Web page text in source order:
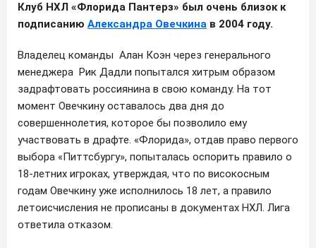
Клуб НХЛ «Флорида Пантерз» был очень близок к
подписанию Александра Овечкина в 2004 году.
Владелец команды Алан Коэн через генерального
менеджера Рик Дадли попытался хитрым образом
задрафтовать россиянина в свою команду. На тот
момент Овечкину оставалось два дня до
совершеннолетия, которое бы позволило ему
участвовать в драфте. «Флорида», отдав право первого
выбора «Питтсбургу», попыталась оспорить правило о
18-летних игроках, утверждая, что по високосным
годам Овечкину уже исполнилось 18 лет, а правило
летоисчисления не прописаны в документах НХЛ. Лига
ответила отказом.